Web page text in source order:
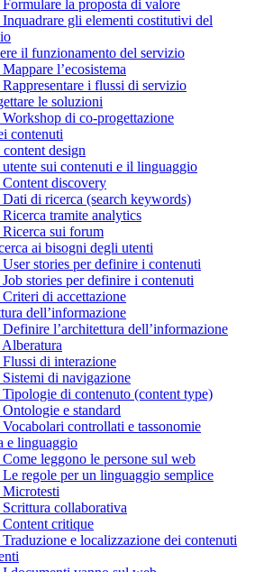
Formulare la proposta di valore
Inquadrare gli elementi costitutivi del
il funzionamento del servizio
l’ecosistema
i flussi di servizio
le soluzioni
Workshop di co-progettazione
contenuti
design
sui contenuti e il linguaggio
discovery
di ricerca (search keywords)
tramite analytics
sui forum
ai bisogni degli utenti
stories per definire i contenuti
stories per definire i contenuti
di accettazione
dell’informazione
l’architettura dell’informazione
di interazione
di navigazione
di contenuto (content type)
e standard
controllati e tassonomie
e linguaggio
leggono le persone sul web
regole per un linguaggio semplice
collaborativa
critique
e localizzazione dei contenuti